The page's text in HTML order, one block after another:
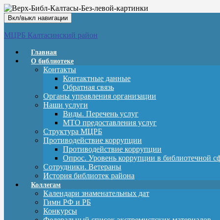
Вкл/выкл навигации
МЦРБ Калтасинский район
Главная
О библиотеке
Контакты
Контактные данные
Обратная связь
Органы управления организации
Наши услуги
Виды. Перечень услуг
МТО предоставления услуг
Структура МЦРБ
Противодействие коррупции
Противодействие коррупции
Опрос. Уровень коррупции в библиотечной
Сотрудники. Ветераны
История библиотек района
Коллегам
Календари знаменательных дат
Гимн РФ и РБ
Конкурсы